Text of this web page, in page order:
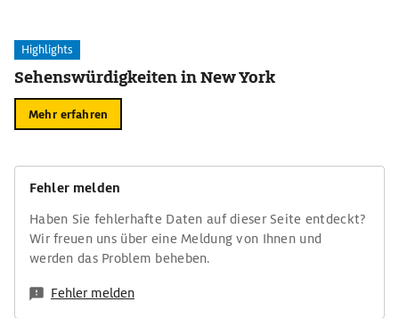
Highlights
Sehenswürdigkeiten in New York
Mehr erfahren
Fehler melden
Haben Sie fehlerhafte Daten auf dieser Seite entdeckt?
Wir freuen uns über eine Meldung von Ihnen und
werden das Problem beheben.
Fehler melden